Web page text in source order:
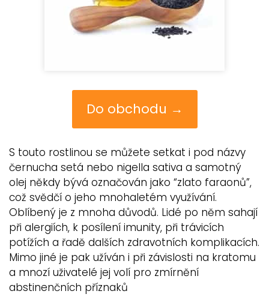
Do obchodu →
S touto rostlinou se můžete setkat i pod názvy
černucha setá nebo nigella sativa a samotný
olej někdy bývá označován jako “zlato faraonů”,
což svědčí o jeho mnohaletém využívání.
Oblíbený je z mnoha důvodů. Lidé po něm sahají
při alergiích, k posílení imunity, při trávicích
potížích a řadě dalších zdravotních komplikacích.
Mimo jiné je pak užíván i při závislosti na kratomu
a mnozí uživatelé jej volí pro zmírnění
abstinenčních příznaků